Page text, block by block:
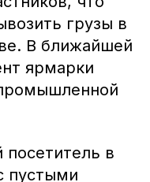
грузы в
В ближайшей
ярмарки
посетитель в
пустыми